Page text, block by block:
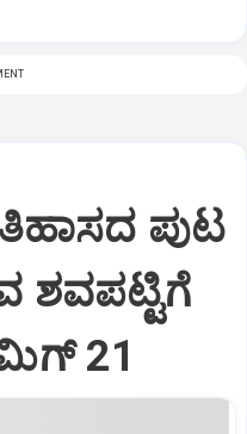
ಪುಟ
ಶವಪಟ್ಟಿಗೆ
21